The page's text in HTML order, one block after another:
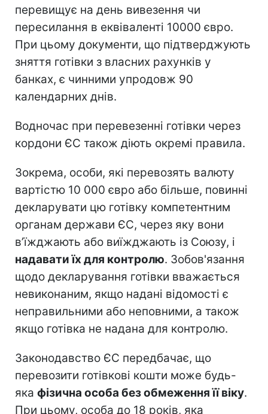
перевищує на день вивезення чи
пересилання в еквіваленті 10000 євро.
При цьому документи, що підтверджують
зняття готівки з власних рахунків у
банках, є чинними упродовж 90
календарних днів.
Водночас при перевезенні готівки через
кордони ЄС також діють окремі правила.
Зокрема, особи, які перевозять валюту
вартістю 10 000 євро або більше, повинні
декларувати цю готівку компетентним
органам держави ЄС, через яку вони
в’їжджають або виїжджають із Союзу, і
надавати їх для контролю. Зобов'язання
щодо декларування готівки вважається
невиконаним, якщо надані відомості є
неправильними або неповними, а також
якщо готівка не надана для контролю.
Законодавство ЄС передбачає, що
перевозити готівкові кошти може будь-
яка фізична особа без обмеження її віку.
При цьому, особа до 18 років, яка